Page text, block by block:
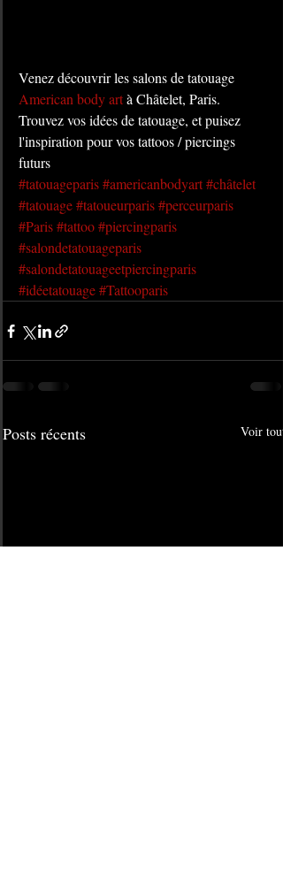
Venez découvrir les salons de tatouage
American body art à Châtelet, Paris.
Trouvez vos idées de tatouage, et puisez
l'inspiration pour vos tattoos / piercings
futurs
#tatouageparis#americanbodyart#châtelet
#tatouage#tatoueurparis#perceurparis
#Paris#tattoo#piercingparis
#salondetatouageparis
#salondetatouageetpiercingparis
#idéetatouage#Tattooparis
Posts récents Voir tout